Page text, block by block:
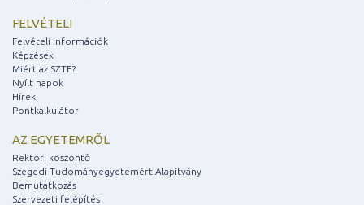
FELVÉTELI
Felvételi információk
Képzések
Miért az SZTE?
Nyílt napok
Hírek
Pontkalkulátor
AZ EGYETEMRŐL
Rektori köszöntő
Szegedi Tudományegyetemért Alapítvány
Bemutatkozás
Szervezeti felépítés